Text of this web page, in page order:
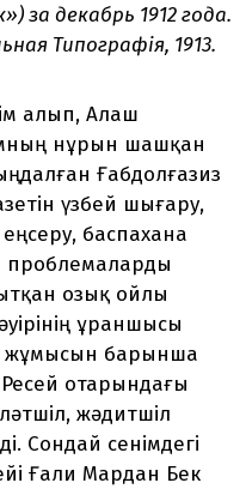
за декабрь 1912 года.
Типографія, 1913.
алып, Алаш
нұрын шашқан
Ғабдолғазиз
үзбей шығару,
баспахана
проблемаларды
озық ойлы
ұраншысы
жұмысын барынша
отарындағы
жәдитшіл
Сондай сенімдегі
Ғали Мардан Бек